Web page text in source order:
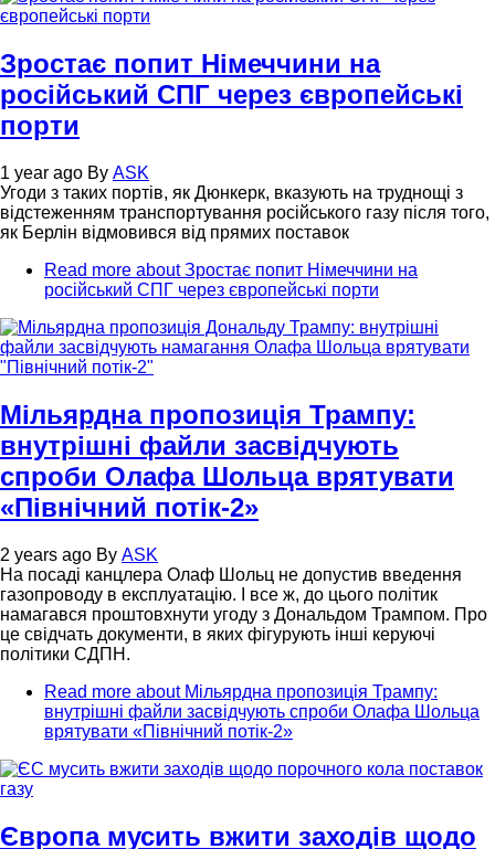
Зростає попит Німеччини на
російський СПГ через європейські
порти
1 year ago By ASK
Угоди з таких портів, як Дюнкерк, вказують на труднощі з
відстеженням транспортування російського газу після того,
як Берлін відмовився від прямих поставок
Read more about Зростає попит Німеччини на
російський СПГ через європейські порти
Мільярдна пропозиція Трампу:
внутрішні файли засвідчують
спроби Олафа Шольца врятувати
«Північний потік-2»
2 years ago By ASK
На посаді канцлера Олаф Шольц не допустив введення
газопроводу в експлуатацію. І все ж, до цього політик
намагався проштовхнути угоду з Дональдом Трампом. Про
це свідчать документи, в яких фігурують інші керуючі
політики СДПН.
Read more about Мільярдна пропозиція Трампу:
внутрішні файли засвідчують спроби Олафа Шольца
врятувати «Північний потік-2»
Європа мусить вжити заходів щодо